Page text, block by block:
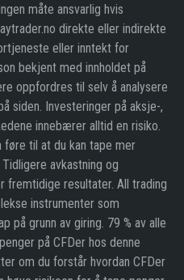
måte ansvarlig hvis
direkte eller indirekte
eller inntekt for
bekjent med innholdet på
oppfordres til selv å analysere
siden. Investeringer på aksje-,
innebærer alltid en risiko.
til at du kan tape mer
avkastning og
fremtidige resultater. All trading
instrumenter som
på grunn av giring. 79 % av alle
på CFDer hos denne
om du forstår hvordan CFDer